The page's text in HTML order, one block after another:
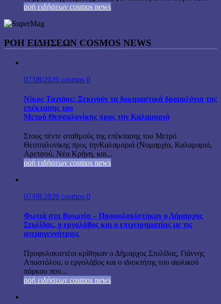
ροή ειδήσεων cosmos news
ΡΟΉ ΕΙΔΉΣΕΩΝ COSMOS NEWS
07/08/2026 cosmos 0
Νίκος Ταχιάος: Ξεκινούν τα δοκιμαστικά δρομολόγια της
επέκτασης του
Μετρό Θεσσαλονίκης προς την Καλαμαριά
Στους πέντε σταθμούς της επέκτασης του Μετρό
Θεσσαλονίκης προς τηνΚαλαμαριά (Νομαρχία, Καλαμαριά,
Αρετσού, Νέα Κρήνη, και...
ροή ειδήσεων cosmos news
07/08/2026 cosmos 0
Φωτιά στη Βοιωτία – Προφυλακίστηκαν ο Δήμαρχος
Στυλίδας, ο εργολάβος και ο επιχειρηματίας με τις
ανεμογεννήτριες
Προφυλακιστέοι κρίθηκαν ο Δήμαρχος Στυλίδας, Γιάννης
Αποστόλου, ο εργολάβος και ο ιδιοκτήτης του αιολικού
πάρκου που...
ροή ειδήσεων cosmos news